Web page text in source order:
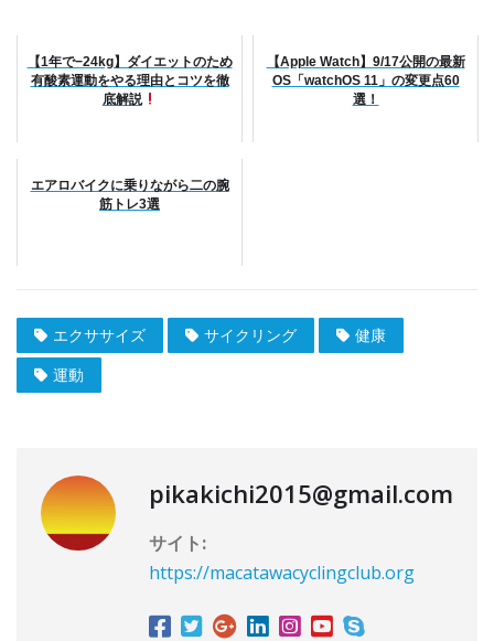
【1年で−24kg】ダイエットのため
有酸素運動をやる理由とコツを徹
底解説
【Apple Watch】9/17公開の最新
OS「watchOS 11」の変更点60
選！
エアロバイクに乗りながら二の腕
筋トレ3選
エクササイズ サイクリング
健康
運動
pikakichi2015@gmail.com
サイト:
https://macatawacyclingclub.org